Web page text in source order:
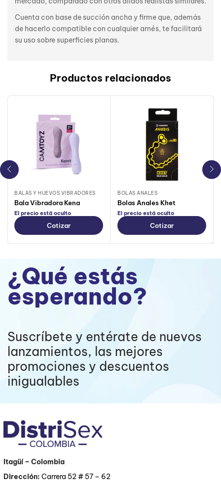
Cuenta con base de succión ancha y firme que, además
de hacerlo compatible con cualquier arnés, te facilitará
su uso sobre superficies planas.
Productos relacionados
BALAS Y HUEVOS VIBRADORES
Bala Vibradora Kena
El precio está oculto
Cotizar
BOLAS ANALES
Bolas Anales Khet
El precio está oculto
Cotizar
¿Qué estás
esperando?
Suscríbete y entérate de nuevos
lanzamientos, las mejores
promociones y descuentos
inigualables
Itagüí– Colombia
Dirección: Carrera 52 # 57 – 62